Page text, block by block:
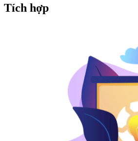
Tích hợp